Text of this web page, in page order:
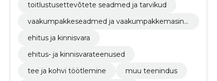
toitlustusettevõtete seadmed ja tarvikud
vaakumpakkeseadmed ja vaakumpakkemasina
ehitus ja kinnisvara
ehitus- ja kinnisvarateenused
tee ja kohvi töötlemine
muu teenindus